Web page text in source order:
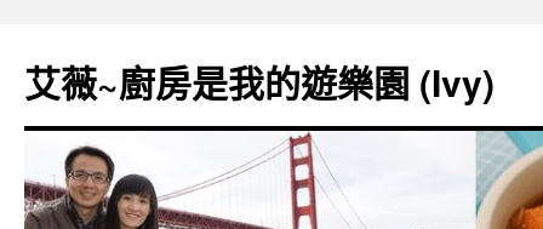
主
要
艾薇~廚房是我的遊樂園 (Ivy)